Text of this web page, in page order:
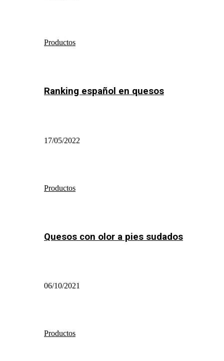
Productos
Ranking español en quesos
17/05/2022
Productos
Quesos con olor a pies sudados
06/10/2021
Productos